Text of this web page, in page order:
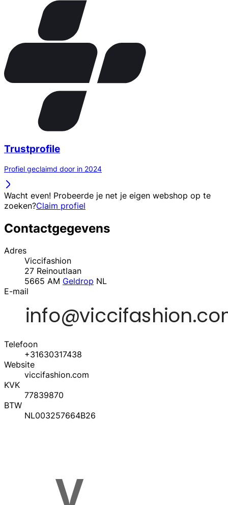
Trustprofile
Profiel geclaimd door in 2024
Wacht even! Probeerde je net je eigen webshop op te
zoeken?Claim profiel
Contactgegevens
Adres
Viccifashion
27 Reinoutlaan
5665 AM Geldrop NL
E-mail
Telefoon
+31630317438
Website
viccifashion.com
KVK
77839870
BTW
NL003257664B26